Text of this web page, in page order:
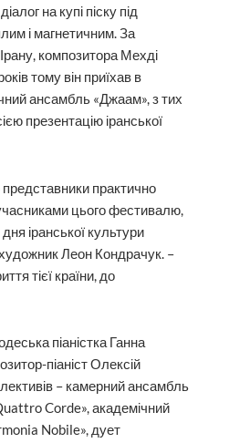
на купі піску під
і магнетичним. За
композитора Мехді
тому він приїхав в
ансамбль «Джаам», з тих
презентацію іранської
практично
цього фестивалю,
іранської культури
Леон Кондрачук. –
тієї країни, до
піаністка Ганна
піаніст Олексій
– камерний ансамбль
Corde», академічний
Nobile», дует